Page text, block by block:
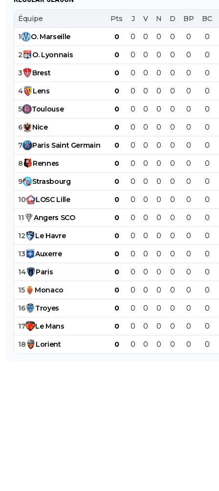
Équipe Pts J V N D BP BC
1 O. Marseille 0 0 0 0 0 0 0
2 O. Lyonnais 0 0 0 0 0 0 0
3 Brest 0 0 0 0 0 0 0
4 Lens 0 0 0 0 0 0 0
5 Toulouse 0 0 0 0 0 0 0
6 Nice 0 0 0 0 0 0 0
7 Paris Saint Germain 0 0 0 0 0 0 0
8 Rennes 0 0 0 0 0 0 0
9 Strasbourg 0 0 0 0 0 0 0
10 LOSC Lille 0 0 0 0 0 0 0
11 Angers SCO 0 0 0 0 0 0 0
12 Le Havre 0 0 0 0 0 0 0
13 Auxerre 0 0 0 0 0 0 0
14 Paris 0 0 0 0 0 0 0
15 Monaco 0 0 0 0 0 0 0
16 Troyes 0 0 0 0 0 0 0
17 Le Mans 0 0 0 0 0 0 0
18 Lorient 0 0 0 0 0 0 0